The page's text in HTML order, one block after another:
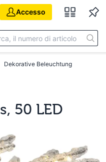
Accesso
Dekorative Beleuchtung
50 LED